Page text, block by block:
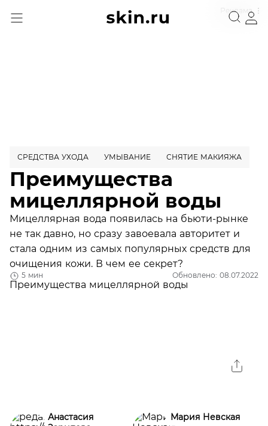
Реклама
5 мин Обновлено: 08.07.2022
СРЕДСТВА УХОДА УМЫВАНИЕ СНЯТИЕ МАКИЯЖА
Преимущества
мицеллярной воды
Мицеллярная вода появилась на бьюти-рынке
не так давно, но сразу завоевала авторитет и
стала одним из самых популярных средств для
очищения кожи. В чем ее секрет?
Анастасия
Мария Невская